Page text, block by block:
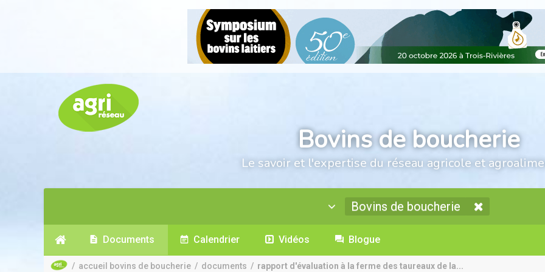
Bovins de boucherie
Le savoir et l'expertise du réseau agricole et
Bovins de boucherie
Documents Calendrier Vidéos Blogue
/ accueil bovins de boucherie / documents / rapport d'évaluation à la ferme des taureaux de la...